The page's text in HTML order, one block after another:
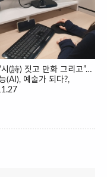
시(詩) 짓고 만화 그리고”…
(AI), 예술가 되다?,